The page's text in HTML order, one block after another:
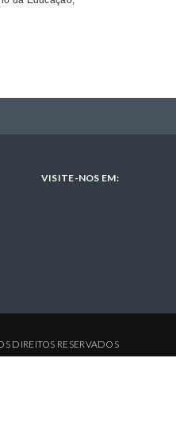
L
VISITE-NOS EM:
DIREITOS RESERVADOS